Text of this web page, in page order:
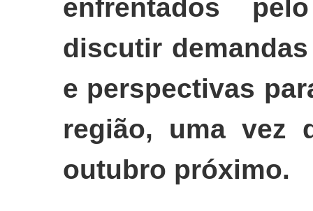
enfrentados
discutir
e perspectivas
região, uma vez
outubro próximo.